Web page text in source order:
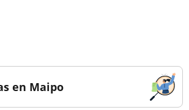
en Maipo